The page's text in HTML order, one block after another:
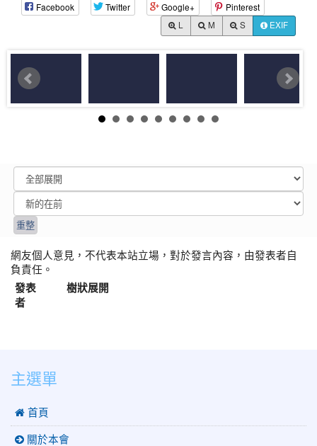
Facebook Twitter Google+ Pinterest
M S EXIF
網友個人意見，不代表本站立場，對於發言內容，由發表者自
負責任。
發表
者
樹狀展開
主選單
 首頁
關於本會